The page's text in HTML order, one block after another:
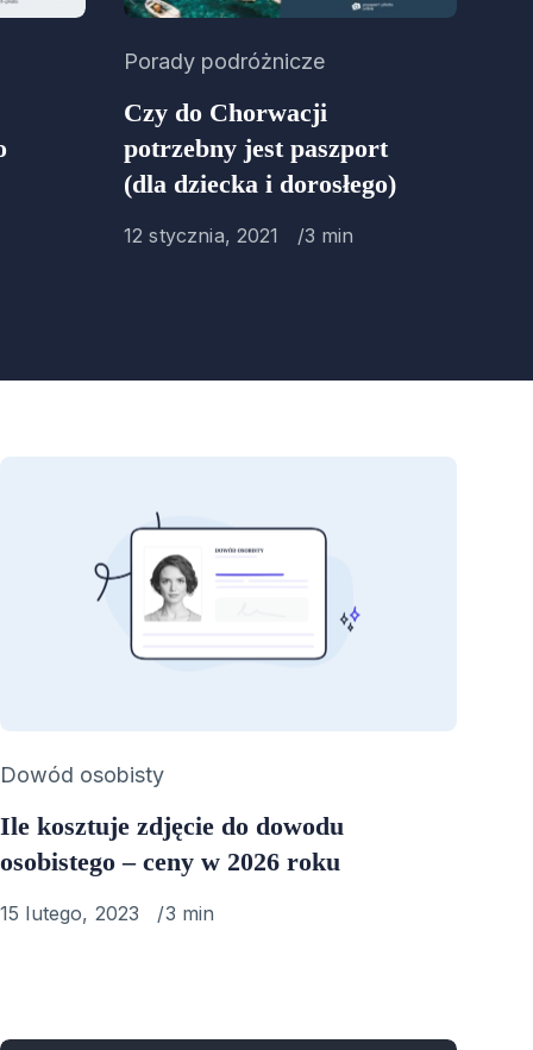
Category
Porady podróżnicze
Czy do Chorwacji
potrzebny jest paszport
(dla dziecka i dorosłego)
Published
12 stycznia, 2021 3 min
Category
Dowód osobisty
Ile kosztuje zdjęcie do dowodu
osobistego – ceny w 2026 roku
Published
15 lutego, 2023 3 min